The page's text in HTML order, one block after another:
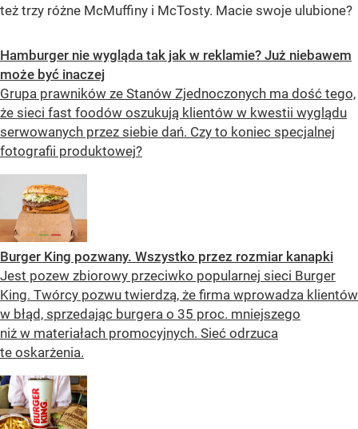
też trzy różne McMuffiny i McTosty. Macie swoje ulubione?
Hamburger nie wygląda tak jak w reklamie? Już niebawem
może być inaczej
Grupa prawników ze Stanów Zjednoczonych ma dość tego,
że sieci fast foodów oszukują klientów w kwestii wyglądu
serwowanych przez siebie dań. Czy to koniec specjalnej
fotografii produktowej?
Burger King pozwany. Wszystko przez rozmiar kanapki
Jest pozew zbiorowy przeciwko popularnej sieci Burger
King. Twórcy pozwu twierdzą, że firma wprowadza klientów
w błąd, sprzedając burgera o 35 proc. mniejszego
niż w materiałach promocyjnych. Sieć odrzuca
te oskarżenia.